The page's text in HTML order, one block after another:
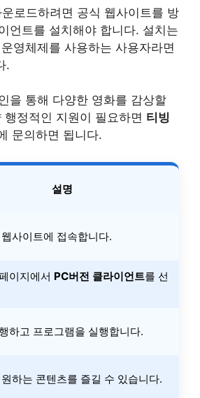
로드하려면 공식 웹사이트를 방
언트를 설치해야 합니다. 설치는
영체제를 사용하는 사용자라면
.
을 통해 다양한 영화를 감상할
정적인 지원이 필요하면 티빙
문의하면 됩니다.
설명
사이트에 접속합니다.
이지에서 PC버전 클라이언트를 선
하고 프로그램을 실행합니다.
하는 콘텐츠를 즐길 수 있습니다.